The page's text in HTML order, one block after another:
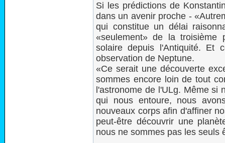
Si les prédictions de
dans un avenir proche -
qui constitue un délai
«seulement» de la troisième
solaire depuis l'Antiquité. Et
observation de Neptune.
«Ce serait une découverte
sommes encore loin de tout
l'astronome de l'ULg. Même si
qui nous entoure, nous
nouveaux corps afin d'affiner
peut-être découvrir une
nous ne sommes pas les seuls